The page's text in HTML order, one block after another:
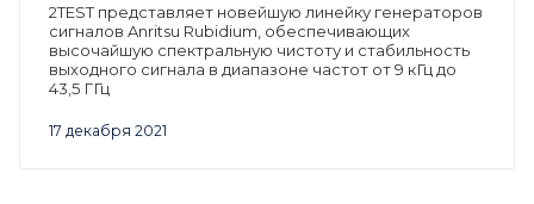
17 декабря 2021
2TEST представляет новейшую линейку генераторов
сигналов Anritsu Rubidium, обеспечивающих
высочайшую спектральную чистоту и стабильность
выходного сигнала в диапазоне частот от 9 кГц до
43,5 ГГц